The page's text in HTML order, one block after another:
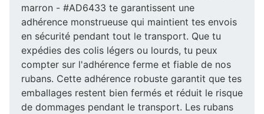
marron - #AD6433 te garantissent une
adhérence monstrueuse qui maintient tes envois
en sécurité pendant tout le transport. Que tu
expédies des colis légers ou lourds, tu peux
compter sur l'adhérence ferme et fiable de nos
rubans. Cette adhérence robuste garantit que tes
emballages restent bien fermés et réduit le risque
de dommages pendant le transport. Les rubans